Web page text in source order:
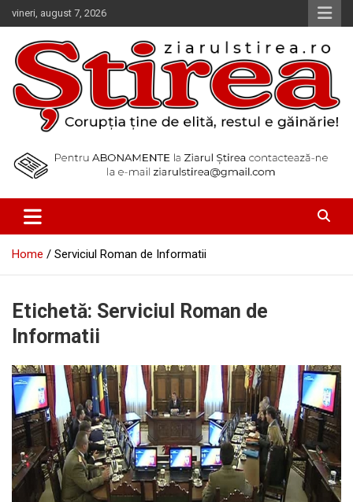
Skip
to
content
vineri, august 7, 2026
Ziarul Știrea
Home Serviciul Roman de Informatii
Etichetă: Serviciul Roman de
Informatii